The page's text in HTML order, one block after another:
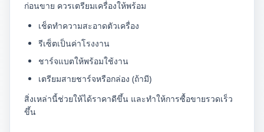
ก่อนขาย ควรเตรียมเครื่องให้พร้อม
เช็ดทำความสะอาดตัวเครื่อง
รีเซ็ตเป็นค่าโรงงาน
ชาร์จแบตให้พร้อมใช้งาน
เตรียมสายชาร์จหรือกล่อง (ถ้ามี)
สิ่งเหล่านี้ช่วยให้ได้ราคาดีขึ้น และทำให้การซื้อขายรวดเร็ว
ขึ้น